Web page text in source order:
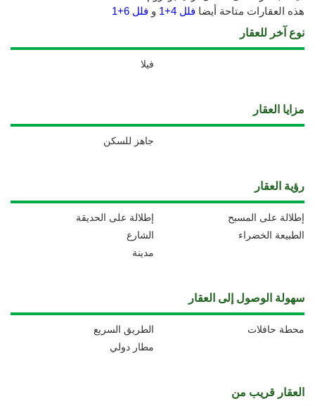
هذه العقارات متاحة أيضا فلل 4+1 و فلل 6+1
نوع آخر للعقار
فيلا
مزايا العقار
جاهز للسكن
رؤية العقار
إطلالة على الحديقة
إطلالة على المسبح
الشارع
الطبيعة الخضراء
مدينة
سهولة الوصول إلى العقار
الطريق السريع
محطة حافلات
مطار دولي
العقار قريب من